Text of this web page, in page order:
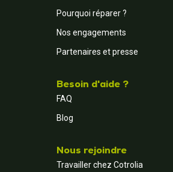
Pourquoi réparer ?
Nos engagements
Partenaires et presse
Besoin d'aide ?
FAQ
Blog
Nous rejoindre
Travailler chez Cotrolia